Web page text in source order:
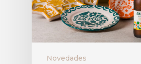
Novedades